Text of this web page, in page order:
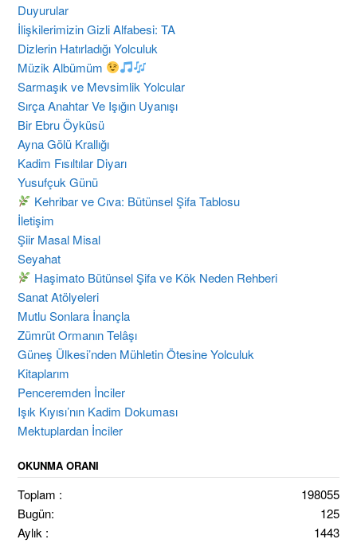
Duyurular
İlişkilerimizin Gizli Alfabesi: TA
Dizlerin Hatırladığı Yolculuk
Müzik Albümüm
Sarmaşık ve Mevsimlik Yolcular
Sırça Anahtar Ve Işığın Uyanışı
Bir Ebru Öyküsü
Ayna Gölü Krallığı
Kadim Fısıltılar Diyarı
Yusufçuk Günü
Kehribar ve Cıva: Bütünsel Şifa Tablosu
İletişim
Şiir Masal Misal
Seyahat
Haşimato Bütünsel Şifa ve Kök Neden Rehberi
Sanat Atölyeleri
Mutlu Sonlara İnançla
Zümrüt Ormanın Telâşı
Güneş Ülkesi’nden Mühletin Ötesine Yolculuk
Kitaplarım
Penceremden İnciler
Işık Kıyısı’nın Kadim Dokuması
Mektuplardan İnciler
OKUNMA ORANI
198055
Toplam :
125
Bugün:
1443
Aylık :